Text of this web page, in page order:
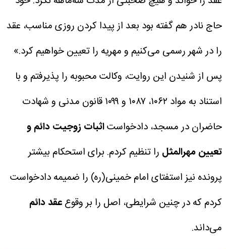
حاج نادر هم گفته بود بعد از پیدا کردن روزی مناسب، عقد
را در شهر رسمی می‌کنیم و مهریه را تعیین خواهیم کرد.»
پس از شنیدن این روایت، وکالت محبوبه را پذیرفتم و با
استناد به مواد ۱۰۶۲، ۱۰۸۷ و ۱۰۹۹ قانون مدنی و شهادت
حاضران در مسجد، دادخواستاثبات زوجیت دائم و
تعیین مهرالمثل را تنظیم کردم. برای استحکام بیشتر
پرونده نیز استفتای امام خمینی(ره) را ضمیمه دادخواست
کردم که در چنین شرایطی، اصل را بر وقوععقد دائم
می‌داند.